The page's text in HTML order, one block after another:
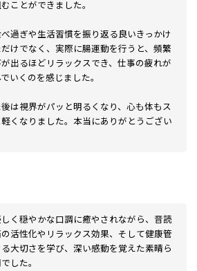
ことができました。
べ過ぎや生活習慣を振り返る良いきっかけ
だけでなく、実際に腸運動を行うと、頻繁
が出るほどリラックスでき、仕事の疲れが
いくのを感じました。
は視界がパッと明るくなり、心も体もス
軽くなりました。本当にありがとうござい
く穏やかな口調に癒やされながら、音読
活性化やリラックス効果、そして健康管
大切さを学び、深い感動を覚えた素晴ら
した。